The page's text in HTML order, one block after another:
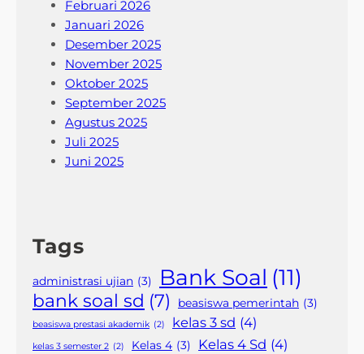
Februari 2026
Januari 2026
Desember 2025
November 2025
Oktober 2025
September 2025
Agustus 2025
Juli 2025
Juni 2025
Tags
administrasi ujian (3) Bank Soal (11)
bank soal sd (7) beasiswa pemerintah (3)
beasiswa prestasi akademik (2) kelas 3 sd (4)
kelas 3 semester 2 (2) Kelas 4 (3) Kelas 4 Sd (4)